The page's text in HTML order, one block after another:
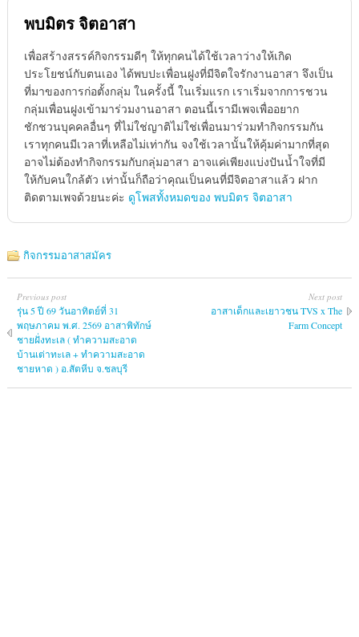
พบมิตร จิตอาสา
เพื่อสร้างสรรค์กิจกรรมดีๆ ให้ทุกคนได้ใช้เวลาว่างให้เกิด
ประโยชน์กับตนเอง ได้พบปะเพื่อนฝูงที่มีจิตใจรักงานอาสา จึงเป็น
ที่มาของการก่อตั้งกลุ่ม ในครั้งนี้ ในเริ่มแรก เราเริ่มจากการชวน
กลุ่มเพื่อนฝูงเข้ามาร่วมงานอาสา ตอนนี้เรามีเพจเพื่ออยาก
ชักชวนบุคคลอื่นๆ ที่ไม่ใช่ญาติไม่ใช่เพื่อนมาร่วมทำกิจกรรมกัน
เราทุกคนมีเวลาที่เหลือไม่เท่ากัน จงใช้เวลานั้นให้คุ้มค่ามากที่สุด
อาจไม่ต้องทำกิจกรรมกับกลุ่มอาสา อาจแค่เพียงแบ่งปันน้ำใจที่มี
ให้กับคนใกล้ตัว เท่านั้นก็ถือว่าคุณเป็นคนที่มีจิตอาสาแล้ว ฝาก
ติดตามเพจด้วยนะค่ะ ดูโพสทั้งหมดของ พบมิตร จิตอาสา
กิจกรรมอาสาสมัคร
Previous post
รุ่น 5 ปี 69 วันอาทิตย์ที่ 31
พฤษภาคม พ.ศ. 2569 อาสาพิทักษ์
ชายฝั่งทะเล ( ทำความสะอาด
บ้านเต่าทะเล + ทำความสะอาด
ชายหาด ) อ.สัตหีบ จ.ชลบุรี
Next post
อาสาเด็กและเยาวชน TVS x The
Farm Concept